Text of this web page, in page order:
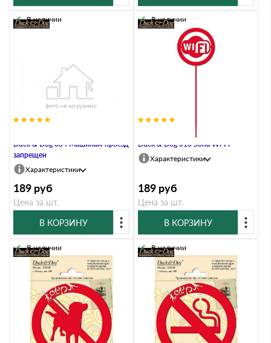
Duck & Dog 004 Машинам проезд
запрещен
В наличии
Характеристики
189 руб
Цена за шт.
В КОРЗИНУ
Duck & Dog 013 Зона Wi-Fi
В наличии
Характеристики
189 руб
Цена за шт.
В КОРЗИНУ
В наличии В наличии